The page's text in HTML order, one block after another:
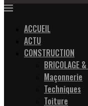
ACCUEIL
ACTU
CONSTRUCTION
BRICOLAGE
Maçonnerie
Techniques
Toiture